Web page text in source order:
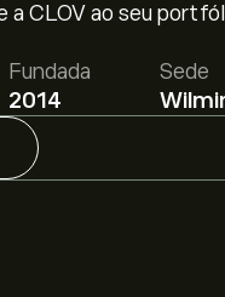
a CLOV ao seu
Fundada
2014
Sede
Corp. é 4.76‎$‎.
Investments
de
dos preços.
CLOV nos últimos